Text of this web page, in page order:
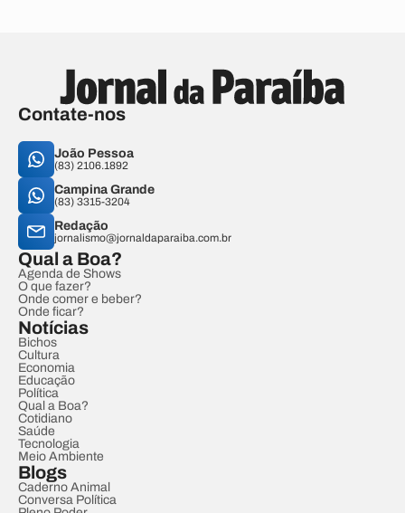
Contate-nos
João Pessoa
(83) 2106.1892
Campina Grande
(83) 3315-3204
Redação
jornalismo@jornaldaparaiba.com.br
Qual a Boa?
Agenda de Shows
O que fazer?
Onde comer e beber?
Onde ficar?
Notícias
Bichos
Cultura
Economia
Educação
Política
Qual a Boa?
Cotidiano
Saúde
Tecnologia
Meio Ambiente
Blogs
Caderno Animal
Conversa Política